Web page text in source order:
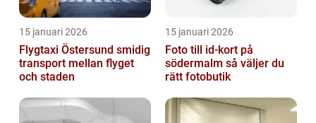
15 januari 2026
Flygtaxi Östersund smidig
transport mellan flyget
och staden
15 januari 2026
Foto till id-kort på
södermalm så väljer du
rätt fotobutik